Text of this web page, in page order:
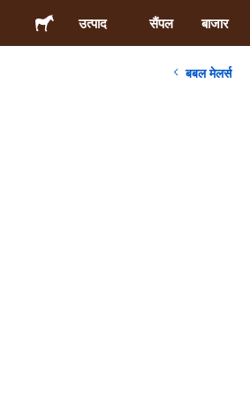
उत्पाद सैंपल बाजार
बबल मेलर्स